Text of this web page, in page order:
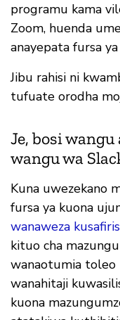
programu kama
Zoom, huenda
anayepata fursa
Jibu rahisi ni
tufuate orodha
Je, bosi
wangu wa
Kuna uwezekano
fursa ya kuona
wanaweza
kituo cha
wanaotumia toleo
wanahitaji
kuona